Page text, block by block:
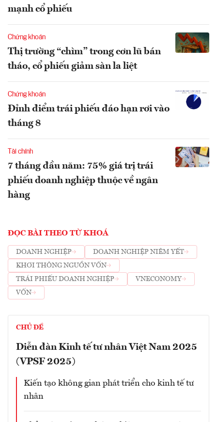
mạnh cổ phiếu
Chứng khoán
Thị trường “chìm” trong cơn lũ bán
tháo, cổ phiếu giảm sàn la liệt
Chứng khoán
Đỉnh điểm trái phiếu đáo hạn rơi vào
tháng 8
Tài chính
7 tháng đầu năm: 75% giá trị trái
phiếu doanh nghiệp thuộc về ngân
hàng
ĐỌC BÀI THEO TỪ KHOÁ
DOANH NGHIỆP
DOANH NGHIỆP NIÊM YẾT
KHƠI THÔNG NGUỒN VỐN
TRÁI PHIẾU DOANH NGHIỆP
VNECONOMY
VỐN
CHỦ ĐỀ
Diễn đàn Kinh tế tư nhân Việt Nam 2025
(VPSF 2025)
Kiến tạo không gian phát triển cho kinh tế tư
nhân